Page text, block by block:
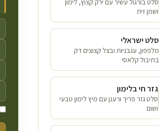
ושמן זית
סלט ישראלי
מלפפון, עגבניות ובצל קצוצים דק
בתיבול קלאסי
גזר חי בלימון
סלט גזר פריך ורענן עם מיץ לימון טבעי
ושום